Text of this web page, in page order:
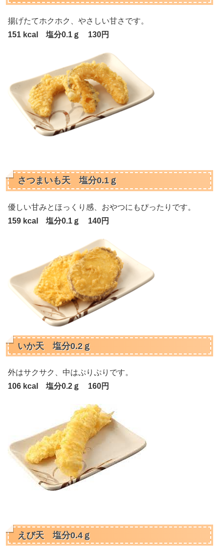
揚げたてホクホク、やさしい甘さです。
151 kcal 塩分0.1ｇ 130円
さつまいも天 塩分0.1ｇ
優しい甘みとほっくり感、おやつにもぴったりです。
159 kcal 塩分0.1ｇ 140円
いか天 塩分0.2ｇ
外はサクサク、中はぷりぷりです。
106 kcal 塩分0.2ｇ 160円
えび天 塩分0.4ｇ